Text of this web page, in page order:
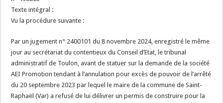
Texte intégral :
Vu la procédure suivante :
Par un jugement n° 2400101 du 8 novembre 2024, enregistré le même
jour au secrétariat du contentieux du Conseil d’Etat, le tribunal
administratif de Toulon, avant de statuer sur la demande de la société
AEI Promotion tendant à l’annulation pour excès de pouvoir de l’arrêté
du 20 septembre 2023 par lequel le maire de la commune de Saint-
Raphaël (Var) a refusé de lui délivrer un permis de construire pour la